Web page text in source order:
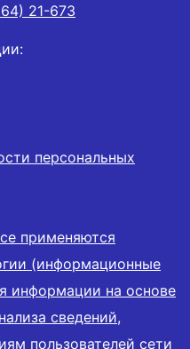
21-673
персональных
применяются
(информационные
информации на основе
сведений,
пользователей сети